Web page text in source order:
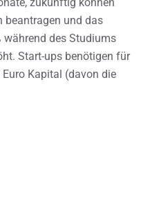
beantragen und das
des Studiums
Start-ups benötigen für
Kapital (davon die